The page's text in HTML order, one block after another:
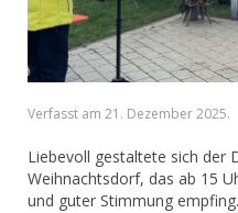
Verfasst am 21. Dezember 2025.
Liebevoll gestaltete sich der
Weihnachtsdorf, das ab 15
und guter Stimmung empfing.